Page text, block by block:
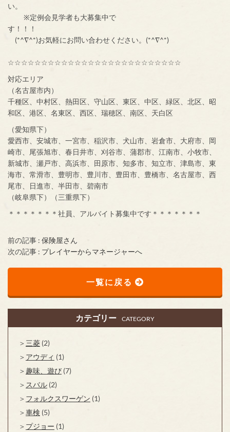
い。
※定例会見学者も大募集中で
す！！！
(*^∇^*)お気軽にお問い合わせください。(*^∇^*)
☆☆☆☆☆☆☆☆☆☆☆☆☆☆☆☆☆☆☆☆☆☆☆☆☆☆
対応エリア
（名古屋市内）
千種区、中村区、熱田区、守山区、東区、中区、緑区、北区、昭
和区、港区、名東区、西区、瑞穂区、南区、天白区
（愛知県下）
愛西市、安城市、一宮市、稲沢市、犬山市、岩倉市、大府市、岡
崎市、尾張旭市、春日井市、刈谷市、蒲郡市、江南市、小牧市、
新城市、瀬戸市、高浜市、田原市、知多市、知立市、津島市、東
海市、常滑市、豊明市、豊川市、豊田市、豊橋市、名古屋市、西
尾市、日進市、半田市、碧南市
（岐阜県下）（三重県下）
＊＊＊＊＊＊＊社員、アルバイト募集中です＊＊＊＊＊＊＊
前の記事 : 保険屋さん
次の記事 : プレイヤーからマネージャーへ
一覧に戻る
カテゴリー CATEGORY
三菱 (2)
アウディ (1)
趣味、遊び (7)
スバル (2)
フォルクスワーゲン (1)
車検 (5)
プジョー (1)